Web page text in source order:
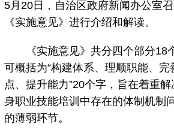
5月20日，自治区政府新闻办公室
《实施意见》进行介绍和解读。
《实施意见》共分四个部分18
可概括为“构建体系、理顺职能、完
点、提升能力”20个字，旨在着重
身职业技能培训中存在的体制机制
的薄弱环节。